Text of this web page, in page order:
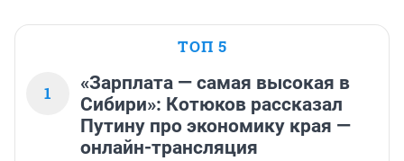
ТОП 5
1
«Зарплата — самая высокая в
Сибири»: Котюков рассказал
Путину про экономику края —
онлайн-трансляция